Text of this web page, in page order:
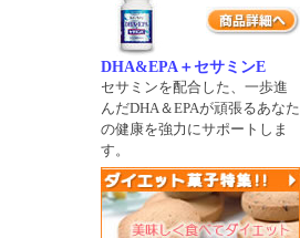
DHA&EPA＋セサミンE
セサミンを配合した、一歩進
んだDHA＆EPAが頑張るあなた
の健康を強力にサポートしま
す。